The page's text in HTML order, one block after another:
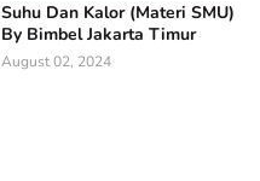
Suhu Dan Kalor (Materi SMU)
By Bimbel Jakarta Timur
August 02, 2024